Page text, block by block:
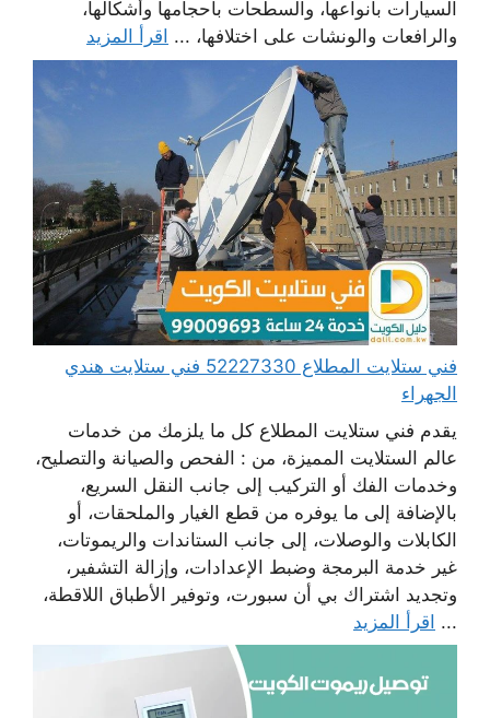
السيارات بأنواعها، والسطحات بأحجامها وأشكالها،
والرافعات والونشات على اختلافها، ... اقرأ المزيد
فني ستلايت المطلاع 52227330 فني ستلايت هندي
الجهراء
يقدم فني ستلايت المطلاع كل ما يلزمك من خدمات
عالم الستلايت المميزة، من : الفحص والصيانة والتصليح،
وخدمات الفك أو التركيب إلى جانب النقل السريع،
بالإضافة إلى ما يوفره من قطع الغيار والملحقات، أو
الكابلات والوصلات، إلى جانب الستاندات والريموتات،
غير خدمة البرمجة وضبط الإعدادات، وإزالة التشفير،
وتجديد اشتراك بي أن سبورت، وتوفير الأطباق اللاقطة،
... اقرأ المزيد